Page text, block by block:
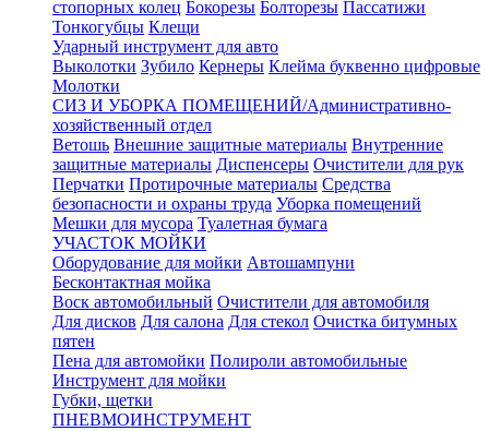
стопорных колец Бокорезы Болторезы Пассатижи
Тонкогубцы Клещи
Ударный инструмент для авто
Выколотки Зубило Кернеры Клейма буквенно цифровые
Молотки
СИЗ И УБОРКА ПОМЕЩЕНИЙ/Административно-
хозяйственный отдел
Ветошь Внешние защитные материалы Внутренние
защитные материалы Диспенсеры Очистители для рук
Перчатки Протирочные материалы Средства
безопасности и охраны труда Уборка помещений
Мешки для мусора Туалетная бумага
УЧАСТОК МОЙКИ
Оборудование для мойки Автошампуни
Бесконтактная мойка
Воск автомобильный Очистители для автомобиля
Для дисков Для салона Для стекол Очистка битумных
пятен
Пена для автомойки Полироли автомобильные
Инструмент для мойки
Губки, щетки
ПНЕВМОИНСТРУМЕНТ